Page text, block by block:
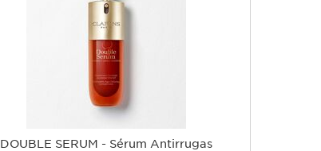
DOUBLE SERUM - Sérum Antirrugas